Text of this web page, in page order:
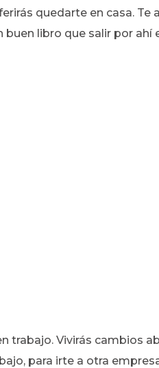
quedarte en casa. Te
libro que salir por ahí
trabajo. Vivirás cambios
para irte a otra